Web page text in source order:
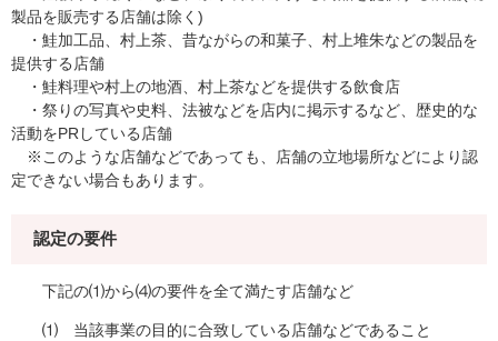
製品を販売する店舗は除く)
・鮭加工品、村上茶、昔ながらの和菓子、村上堆朱などの製品を
提供する店舗
・鮭料理や村上の地酒、村上茶などを提供する飲食店
・祭りの写真や史料、法被などを店内に掲示するなど、歴史的な
活動をPRしている店舗
※このような店舗などであっても、店舗の立地場所などにより認
定できない場合もあります。
認定の要件
下記の⑴から⑷の要件を全て満たす店舗など
⑴ 当該事業の目的に合致している店舗などであること